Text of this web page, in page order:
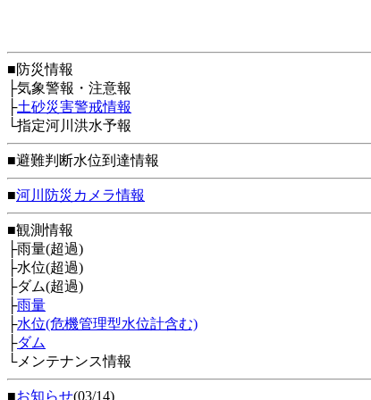
■防災情報
├気象警報・注意報
├土砂災害警戒情報
└指定河川洪水予報
■避難判断水位到達情報
■河川防災カメラ情報
■観測情報
├雨量(超過)
├水位(超過)
├ダム(超過)
├雨量
├水位(危機管理型水位計含む)
├ダム
└メンテナンス情報
■お知らせ(03/14)